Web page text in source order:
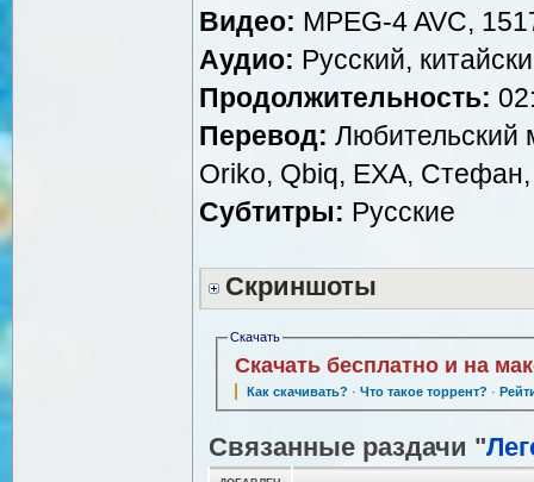
Видео: MPEG-4 AVC,
Аудио: Русский,
Продолжительность:
Перевод: Любительский
Oriko, Qbiq, EXA,
Субтитры: Русские
Скриншоты
Скачать
Скачать бесплатно и на
Как скачивать? · Что такое торрент? ·
Связанные раздачи "